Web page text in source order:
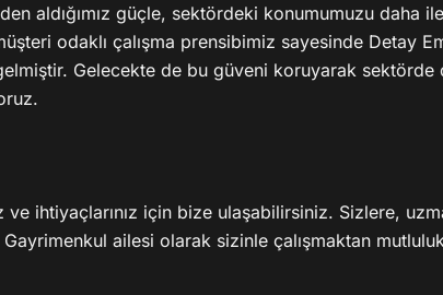
aldığımız güçle, sektördeki konumumuzu daha
odaklı çalışma prensibimiz sayesinde Detay
Gelecekte de bu güveni koruyarak sektörde
ihtiyaçlarınız için bize ulaşabilirsiniz. Sizlere,
ailesi olarak sizinle çalışmaktan